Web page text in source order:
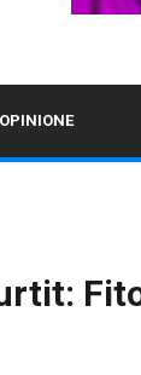
OPINIONE